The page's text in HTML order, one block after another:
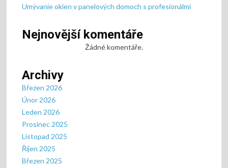
Umývanie okien v panelových domoch s profesionálmi
Nejnovější komentáře
Žádné komentáře.
Archivy
Březen 2026
Únor 2026
Leden 2026
Prosinec 2025
Listopad 2025
Říjen 2025
Březen 2025